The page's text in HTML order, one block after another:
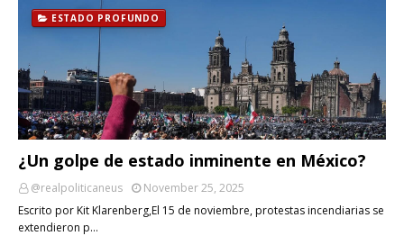
ESTADO PROFUNDO
¿Un golpe de estado inminente en México?
@realpoliticaneus
November 25, 2025
Escrito por Kit Klarenberg,El 15 de noviembre, protestas incendiarias se
extendieron p…